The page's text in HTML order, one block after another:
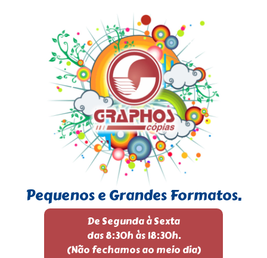
Pequenos e Grandes Formatos.
De Segunda à Sexta
das 8:30h às 18:30h.
(Não fechamos ao meio dia)